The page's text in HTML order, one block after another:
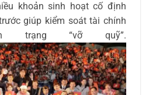
khoản sinh hoạt cố định
giúp kiểm soát tài chính
trạng “vỡ quỹ”.